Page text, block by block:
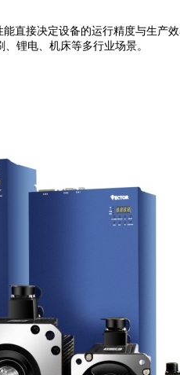
直接决定设备的运行精度与生产
、锂电、机床等多行业场景。